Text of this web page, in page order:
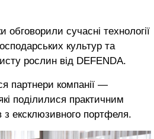
обговорили сучасні технології
культур та
рослин від DEFENDA.
партнери компанії —
поділилися практичним
з ексклюзивного портфеля.